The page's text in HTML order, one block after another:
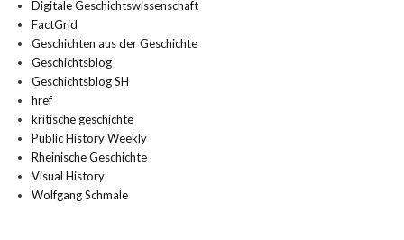
Digitale Geschichtswissenschaft
FactGrid
Geschichten aus der Geschichte
Geschichtsblog
Geschichtsblog SH
href
kritische geschichte
Public History Weekly
Rheinische Geschichte
Visual History
Wolfgang Schmale